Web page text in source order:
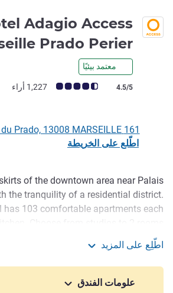
Adagio Access
Prado Perier
معتمد بيئيًا
ملاحظة أراء العملاء (رأي ALL)
4.5/5 1,227 أراء
161 avenue du Prado, 13008 MARSEILLE, فرنسا
اطّلع على الخريطة
الوصف
of the downtown area near Palais
the tranquility of a residential district.
has 103 comfortable apartments each
aparthotel is well served by public
has many facilities: indoor pool, guest
7am-8pm weekdays, 8am-12pm-
2-8pm weekends
اطّلِع على المزيد
علومات الفندق